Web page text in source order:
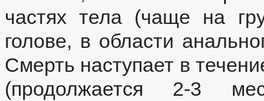
частях тела (чаще на
голове, в области
Смерть наступает в
(продолжается 2-3